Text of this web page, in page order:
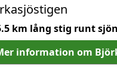
km lång stig runt
information om